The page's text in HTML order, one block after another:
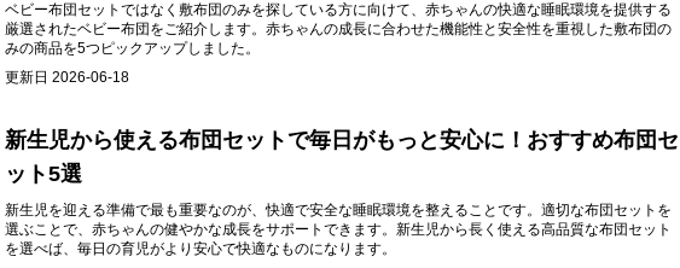
ベビー布団セットではなく敷布団のみを探している方に向けて、赤ちゃんの快適な睡眠環境を提供する
厳選されたベビー布団をご紹介します。赤ちゃんの成長に合わせた機能性と安全性を重視した敷布団の
みの商品を5つピックアップしました。
更新日 2026-06-18
新生児から使える布団セットで毎日がもっと安心に！おすすめ布団セ
ット5選
新生児を迎える準備で最も重要なのが、快適で安全な睡眠環境を整えることです。適切な布団セットを
選ぶことで、赤ちゃんの健やかな成長をサポートできます。新生児から長く使える高品質な布団セット
を選べば、毎日の育児がより安心で快適なものになります。